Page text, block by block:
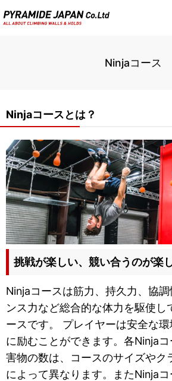
Ninjaコース
Ninjaコースとは？
挑戦が楽しい、競い合うのが楽
Ninjaコースは筋力、持久力、協
ンス力など総合的な体力を駆使し
ースです。 プレイヤーは安全な
に励むことができます。各Ninja
害物の数は、コースのサイズやク
によって異なります。またNinja